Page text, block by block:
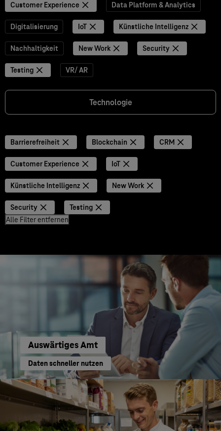
Customer Experience Data Platform & Analytics
Digitalisierung IoT Künstliche Intelligenz
Nachhaltigkeit New Work Security
Testing VR/ AR
Technologie
Barrierefreiheit Blockchain CRM
Customer Experience IoT
Künstliche Intelligenz New Work
Security
Testing
Alle Filter entfernen
Auswärtiges Amt
Daten schneller nutzen